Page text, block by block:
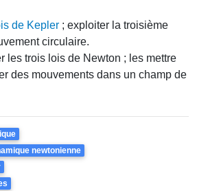
de Kepler ; exploiter la troisième
circulaire.
les trois lois de Newton ; les mettre
des mouvements dans un champ de
newtonienne